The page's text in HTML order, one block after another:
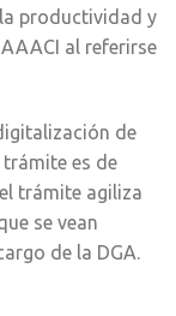
productividad y
al referirse
de
es de
trámite agiliza
se vean
de la DGA.